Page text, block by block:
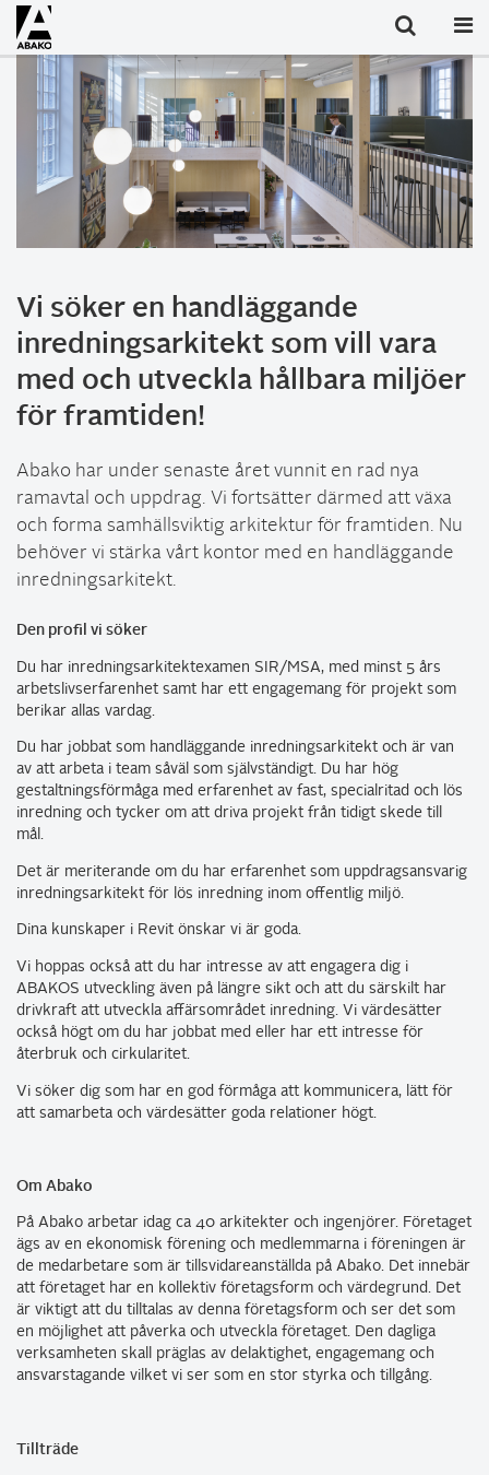
Vi söker en handläggande
inredningsarkitekt som vill vara
med och utveckla hållbara miljöer
för framtiden!
Abako har under senaste året vunnit en rad nya
ramavtal och uppdrag. Vi fortsätter därmed att växa
och forma samhällsviktig arkitektur för framtiden. Nu
behöver vi stärka vårt kontor med en handläggande
inredningsarkitekt.
Den profil vi söker
Du har inredningsarkitektexamen SIR/MSA, med minst 5 års
arbetslivserfarenhet samt har ett engagemang för projekt som
berikar allas vardag.
Du har jobbat som handläggande inredningsarkitekt och är van
av att arbeta i team såväl som självständigt. Du har hög
gestaltningsförmåga med erfarenhet av fast, specialritad och lös
inredning och tycker om att driva projekt från tidigt skede till
mål.
Det är meriterande om du har erfarenhet som uppdragsansvarig
inredningsarkitekt för lös inredning inom offentlig miljö.
Dina kunskaper i Revit önskar vi är goda.
Vi hoppas också att du har intresse av att engagera dig i
ABAKOS utveckling även på längre sikt och att du särskilt har
drivkraft att utveckla affärsområdet inredning. Vi värdesätter
också högt om du har jobbat med eller har ett intresse för
återbruk och cirkularitet.
Vi söker dig som har en god förmåga att kommunicera, lätt för
att samarbeta och värdesätter goda relationer högt.
Om Abako
På Abako arbetar idag ca 40 arkitekter och ingenjörer. Företaget
ägs av en ekonomisk förening och medlemmarna i föreningen är
de medarbetare som är tillsvidareanställda på Abako. Det innebär
att företaget har en kollektiv företagsform och värdegrund. Det
är viktigt att du tilltalas av denna företagsform och ser det som
en möjlighet att påverka och utveckla företaget. Den dagliga
verksamheten skall präglas av delaktighet, engagemang och
ansvarstagande vilket vi ser som en stor styrka och tillgång.
Tillträde